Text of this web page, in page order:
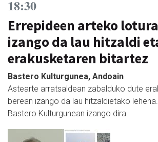
18:30
Errepideen arteko
izango da lau hitzaldi
erakusketaren bitartez
Bastero Kulturgunea, Andoain
Astearte arratsaldean zabalduko dute
berean izango da lau hitzaldietako
Bastero Kulturgunean izango dira.